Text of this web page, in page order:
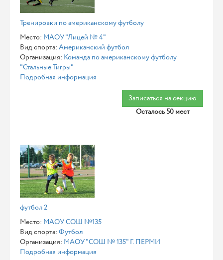
Тренировки по американскому футболу
Место: МАОУ "Лицей № 4"
Вид спорта: Американский футбол
Организация: Команда по американскому футболу
"Стальные Тигры"
Подробная информация
Записаться на секцию
Осталось 50 мест
футбол 2
Место: МАОУ СОШ №135
Вид спорта: Футбол
Организация: МАОУ "СОШ № 135" Г. ПЕРМИ
Подробная информация